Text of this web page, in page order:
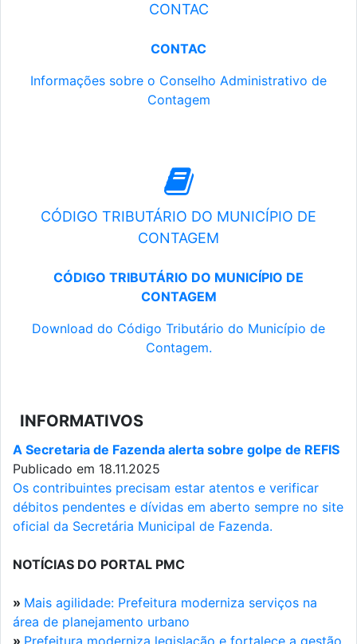
CONTAC
CONTAC
Informações sobre o Conselho Administrativo de
Contagem
CÓDIGO TRIBUTÁRIO DO MUNICÍPIO DE
CONTAGEM
CÓDIGO TRIBUTÁRIO DO MUNICÍPIO DE
CONTAGEM
Download do Código Tributário do Município de
Contagem.
INFORMATIVOS
A Secretaria de Fazenda alerta sobre golpe de REFIS
Publicado em 18.11.2025
Os contribuintes precisam estar atentos e verificar
débitos pendentes e dívidas em aberto sempre no site
oficial da Secretária Municipal de Fazenda.
NOTÍCIAS DO PORTAL PMC
» Mais agilidade: Prefeitura moderniza serviços na
área de planejamento urbano